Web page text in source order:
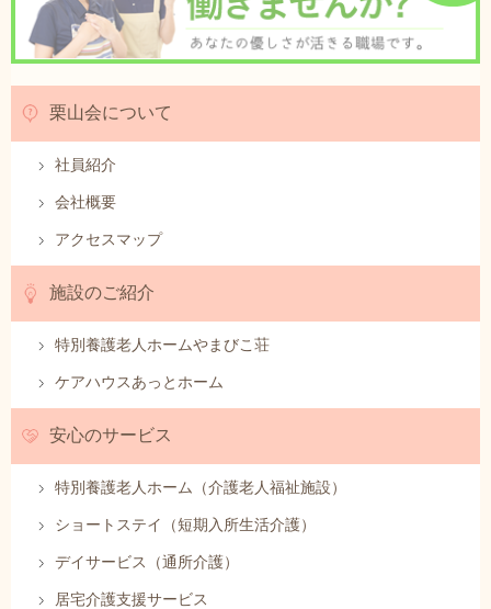
栗山会について
社員紹介
会社概要
アクセスマップ
施設のご紹介
特別養護老人ホームやまびこ荘
ケアハウスあっとホーム
安心のサービス
特別養護老人ホーム（介護老人福祉施設）
ショートステイ（短期入所生活介護）
デイサービス（通所介護）
居宅介護支援サービス